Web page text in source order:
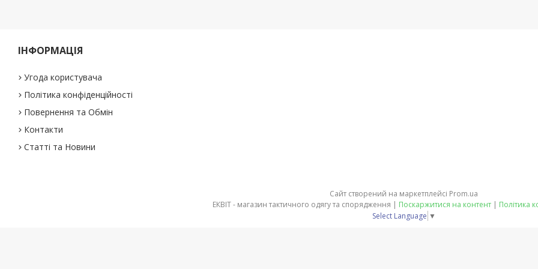
ІНФОРМАЦІЯ
Угода користувача
Політика конфіденційності
Повернення та Обмін
Контакти
Статті та Новини
Сайт створений на маркетплейсі Prom.ua
ЕКВІТ - магазин тактичного одягу та спорядження | Поскаржитися на контент | Політика
Select Language ▼